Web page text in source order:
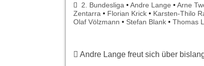
2. Bundesliga •Andre Lange •Arne
Zentarra • Florian Krick • Karsten-Thilo
Olaf Völzmann • Stefan Blank • Thomas
Andre Lange freut sich über